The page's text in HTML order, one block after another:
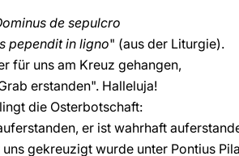
de sepulcro
pependit in ligno" (aus der Liturgie).
für uns am Kreuz gehangen,
erstanden". Halleluja!
die Osterbotschaft:
er ist wahrhaft
gekreuzigt wurde unter Pontius